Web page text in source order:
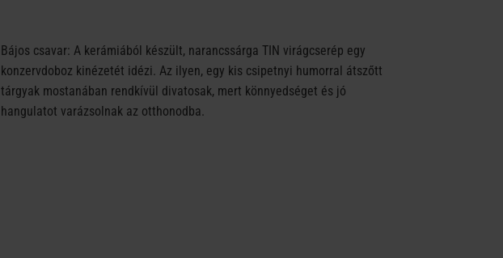
Bájos csavar: A kerámiából készült, narancssárga TIN virágcserép egy
konzervdoboz kinézetét idézi. Az ilyen, egy kis csipetnyi humorral átszőtt
tárgyak mostanában rendkívül divatosak, mert könnyedséget és jó
hangulatot varázsolnak az otthonodba.